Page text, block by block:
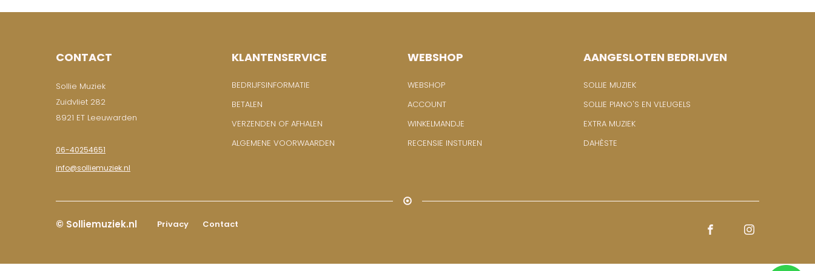
CONTACT
Sollie Muziek
Zuidvliet 282
8921 ET Leeuwarden
06-40254651
info@solliemuziek.nl
KLANTENSERVICE
BEDRIJFSINFORMATIE
BETALEN
VERZENDEN OF AFHALEN
ALGEMENE VOORWAARDEN
WEBSHOP
WEBSHOP
ACCOUNT
WINKELMANDJE
RECENSIE INSTUREN
AANGESLOTEN BEDRIJVEN
SOLLIE MUZIEK
SOLLIE PIANO'S EN VLEUGELS
EXTRA MUZIEK
DAHÈSTE
© Solliemuziek.nl Privacy Contact